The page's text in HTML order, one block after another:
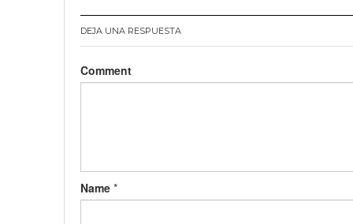
DEJA UNA RESPUESTA
Comment
Name *